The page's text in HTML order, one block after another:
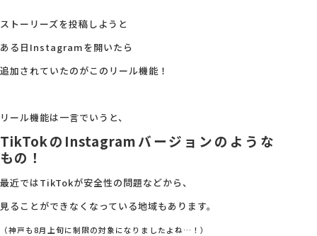
採用情報
ストーリーズを投稿しようと
ある日Instagramを開いたら
追加されていたのがこのリール機能！
リール機能は一言でいうと、
TikTokのInstagramバージョンのような
もの！
最近ではTikTokが安全性の問題などから、
見ることができなくなっている地域もあります。
（神戸も8月上旬に制限の対象になりましたよね…！）